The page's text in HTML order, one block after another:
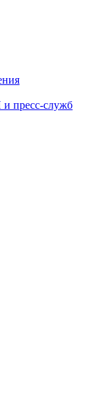
пресс-служб